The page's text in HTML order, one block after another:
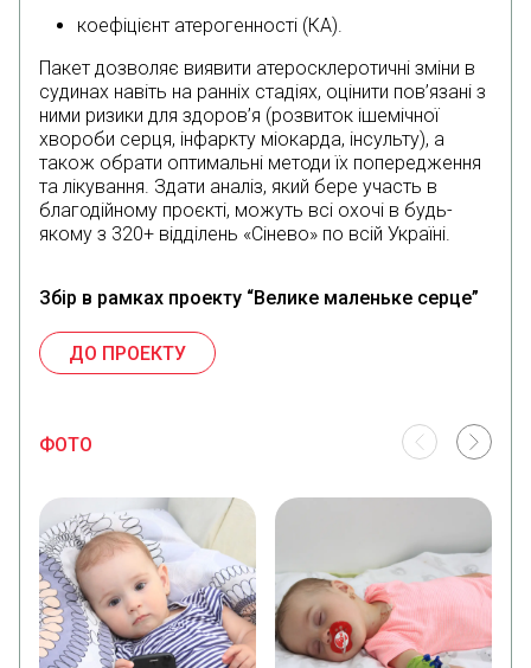
коефіцієнт атерогенності (КА).
Пакет дозволяє виявити атеросклеротичні зміни в
судинах навіть на ранніх стадіях, оцінити пов’язані з
ними ризики для здоров’я (розвиток ішемічної
хвороби серця, інфаркту міокарда, інсульту), а
також обрати оптимальні методи їх попередження
та лікування. Здати аналіз, який бере участь в
благодійному проєкті, можуть всі охочі в будь-
якому з 320+ відділень «Сінево» по всій Україні.
Збір в рамках проекту “Велике маленьке серце”
ДО ПРОЕКТУ
ФОТО